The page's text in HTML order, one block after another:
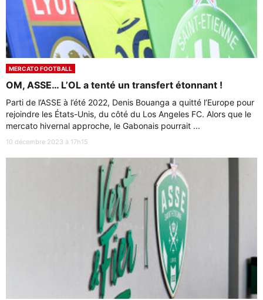
MERCATO FOOTBALL
OM, ASSE… L’OL a tenté un transfert étonnant !
Parti de l’ASSE à l’été 2022, Denis Bouanga a quitté l’Europe pour
rejoindre les États-Unis, du côté du Los Angeles FC. Alors que le
mercato hivernal approche, le Gabonais pourrait ...
10 décembre 2023 à 17h15